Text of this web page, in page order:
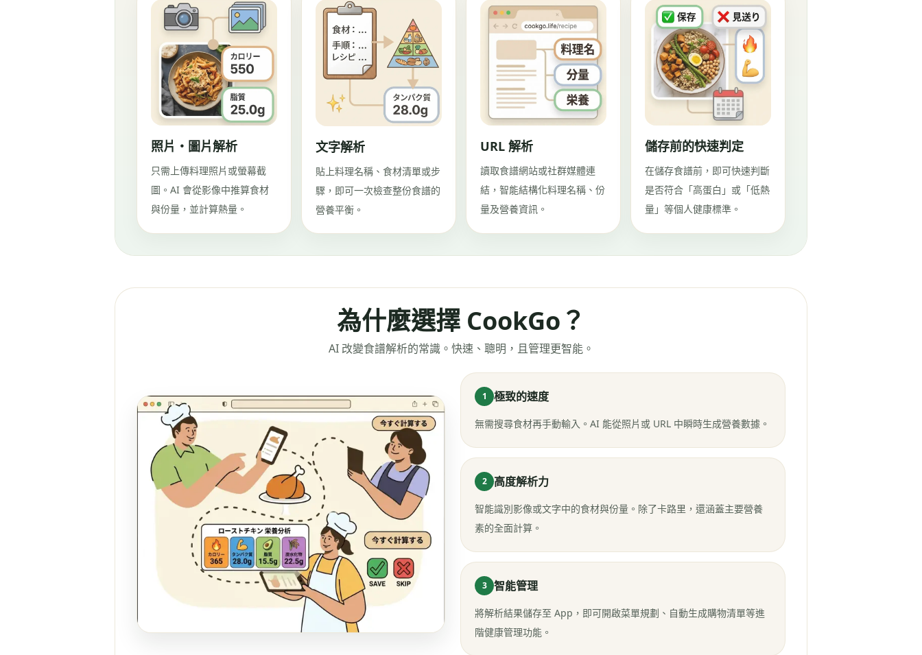
照片・圖片解析
只需上傳料理照片或螢幕截
圖。AI 會從影像中推算食材
與份量，並計算熱量。
文字解析
貼上料理名稱、食材清單或步
驟，即可一次檢查整份食譜的
營養平衡。
URL 解析
讀取食譜網站或社群媒體連
結，智能結構化料理名稱、份
量及營養資訊。
儲存前的快速判定
在儲存食譜前，即可快速判斷
是否符合「高蛋白」或「低熱
量」等個人健康標準。
為什麼選擇 CookGo？
AI 改變食譜解析的常識。快速、聰明，且管理更智能。
1 極致的速度
無需搜尋食材再手動輸入。AI 能從照片或 URL 中瞬時生成營養數據。
2 高度解析力
智能識別影像或文字中的食材與份量。除了卡路里，還涵蓋主要營養
素的全面計算。
3 智能管理
將解析結果儲存至 App，即可開啟菜單規劃、自動生成購物清單等進
階健康管理功能。